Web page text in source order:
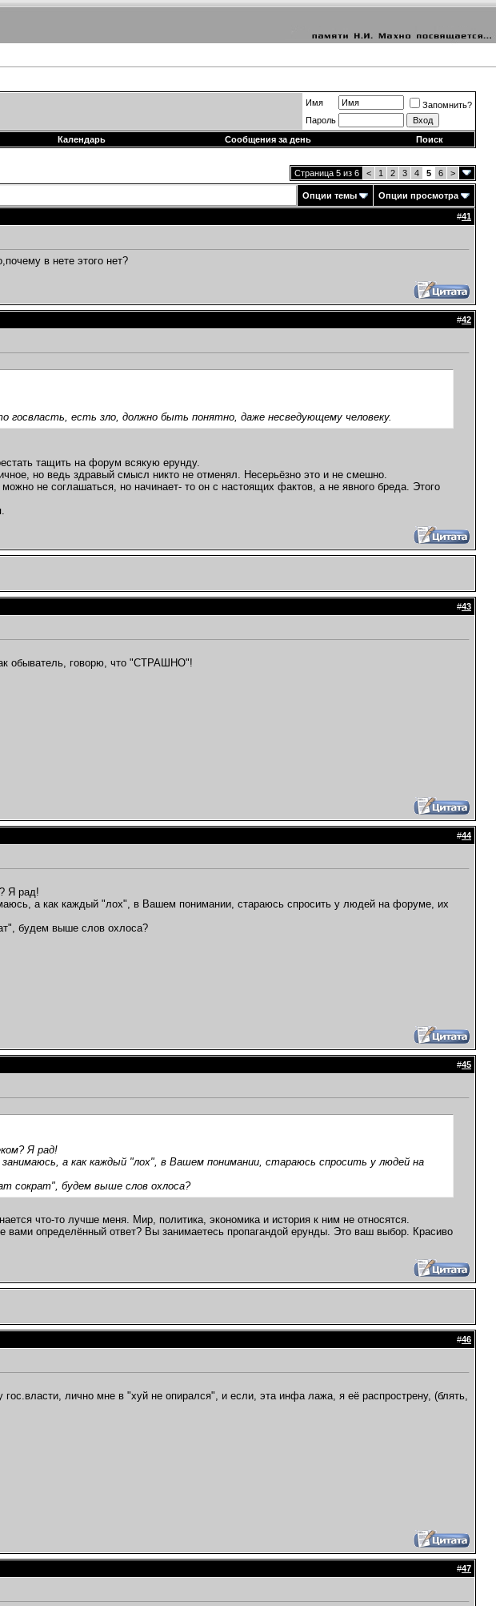
Имя
Запомнить?
Пароль
Календарь Сообщения за день Поиск
Страница 5 из 6 < 1 2 3 4 5 6 >
Опции темы Опции просмотра
#41
в нете этого нет?
#42
госвласть, есть зло, должно быть понятно, даже несведующему человеку.
тащить на форум всякую ерунду.
но ведь здравый смысл никто не отменял. Несерьёзно это и не смешно.
не соглашаться, но начинает- то он с настоящих фактов, а не явного бреда. Этого
#43
обыватель, говорю, что "СТРАШНО"!
#44
Я рад!
а как каждый "лох", в Вашем понимании, стараюсь спросить у людей на форуме, их
будем выше слов охлоса?
#45
Я рад!
а как каждый "лох", в Вашем понимании, стараюсь спросить у людей на
сократ", будем выше слов охлоса?
что-то лучше меня. Мир, политика, экономика и история к ним не относятся.
определённый ответ? Вы занимаетесь пропагандой ерунды. Это ваш выбор. Красиво
#46
лично мне в "хуй не опирался", и если, эта инфа лажа, я её распрострену, (блять,
#47